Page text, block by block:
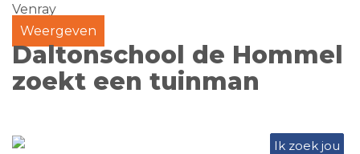
Venray
Weergeven
Daltonschool de Hommel
zoekt een tuinman
Ik zoek jou